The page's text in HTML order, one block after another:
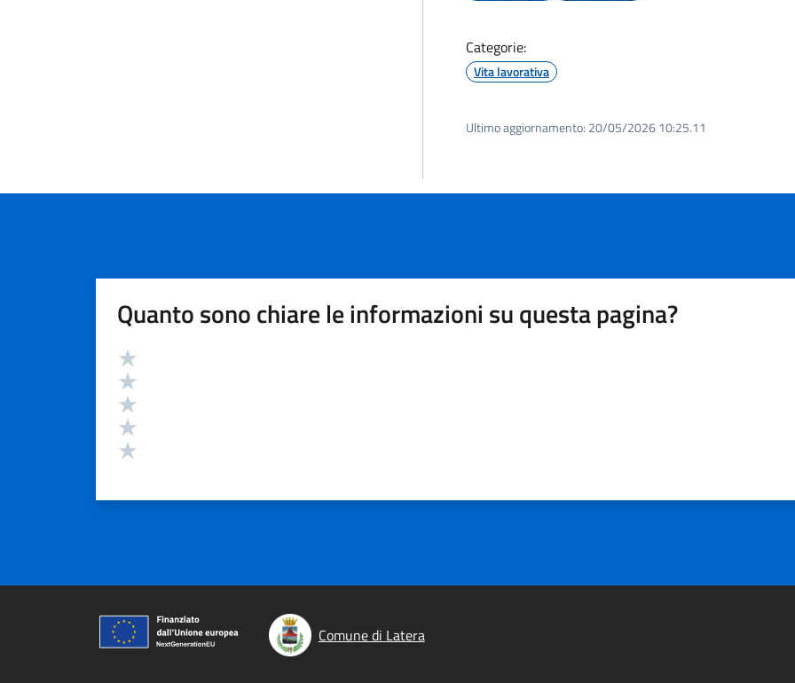
Categorie:
Vita lavorativa
Ultimo aggiornamento: 20/05/2026 10:25.11
Quanto sono chiare le informazioni su questa pagina?
Valutazione
Comune di Latera